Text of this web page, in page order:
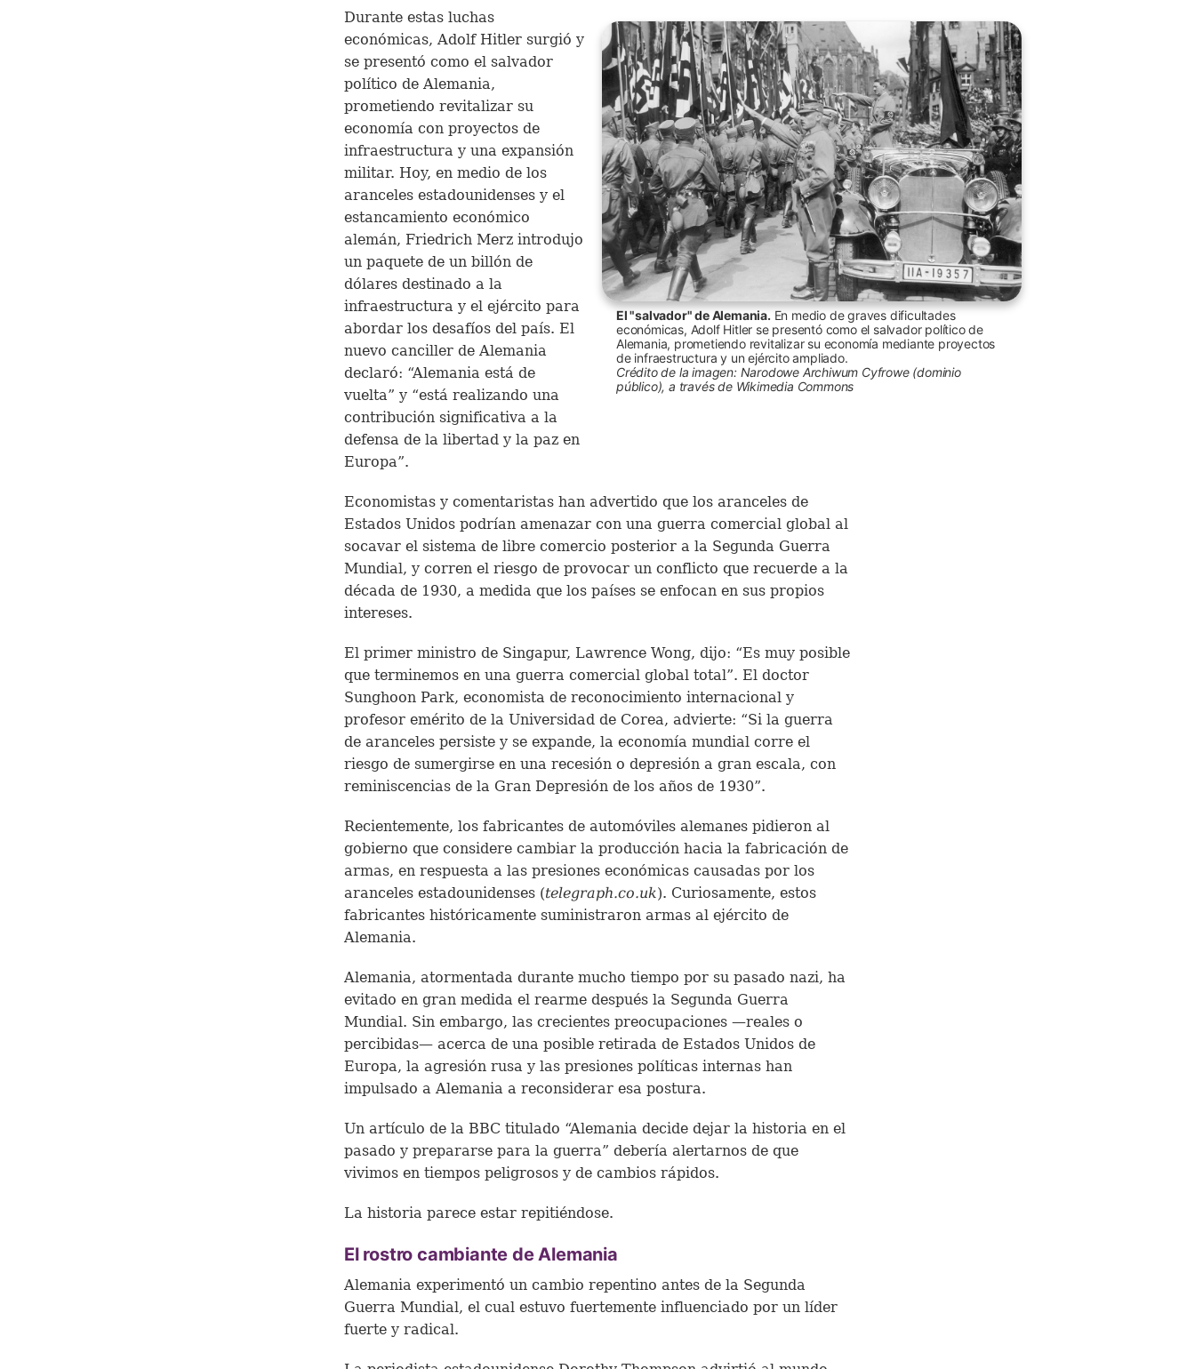
El "salvador" de Alemania. En medio de graves dificultades
económicas, Adolf Hitler se presentó como el salvador político de
Alemania, prometiendo revitalizar su economía mediante proyectos
de infraestructura y un ejército ampliado.
Crédito de la imagen: Narodowe Archiwum Cyfrowe (dominio
público), a través de Wikimedia Commons
Durante estas luchas
económicas, Adolf Hitler surgió y
se presentó como el salvador
político de Alemania,
prometiendo revitalizar su
economía con proyectos de
infraestructura y una expansión
militar. Hoy, en medio de los
aranceles estadounidenses y el
estancamiento económico
alemán, Friedrich Merz introdujo
un paquete de un billón de
dólares destinado a la
infraestructura y el ejército para
abordar los desafíos del país. El
nuevo canciller de Alemania
declaró: “Alemania está de
vuelta” y “está realizando una
contribución significativa a la
defensa de la libertad y la paz en
Europa”.
Economistas y comentaristas han advertido que los aranceles de
Estados Unidos podrían amenazar con una guerra comercial global al
socavar el sistema de libre comercio posterior a la Segunda Guerra
Mundial, y corren el riesgo de provocar un conflicto que recuerde a la
década de 1930, a medida que los países se enfocan en sus propios
intereses.
El primer ministro de Singapur, Lawrence Wong, dijo: “Es muy posible
que terminemos en una guerra comercial global total”. El doctor
Sunghoon Park, economista de reconocimiento internacional y
profesor emérito de la Universidad de Corea, advierte: “Si la guerra
de aranceles persiste y se expande, la economía mundial corre el
riesgo de sumergirse en una recesión o depresión a gran escala, con
reminiscencias de la Gran Depresión de los años de 1930”.
Recientemente, los fabricantes de automóviles alemanes pidieron al
gobierno que considere cambiar la producción hacia la fabricación de
armas, en respuesta a las presiones económicas causadas por los
aranceles estadounidenses (telegraph.co.uk). Curiosamente, estos
fabricantes históricamente suministraron armas al ejército de
Alemania.
Alemania, atormentada durante mucho tiempo por su pasado nazi, ha
evitado en gran medida el rearme después la Segunda Guerra
Mundial. Sin embargo, las crecientes preocupaciones —reales o
percibidas— acerca de una posible retirada de Estados Unidos de
Europa, la agresión rusa y las presiones políticas internas han
impulsado a Alemania a reconsiderar esa postura.
Un artículo de la BBC titulado “Alemania decide dejar la historia en el
pasado y prepararse para la guerra” debería alertarnos de que
vivimos en tiempos peligrosos y de cambios rápidos.
La historia parece estar repitiéndose.
El rostro cambiante de Alemania
Alemania experimentó un cambio repentino antes de la Segunda
Guerra Mundial, el cual estuvo fuertemente influenciado por un líder
fuerte y radical.